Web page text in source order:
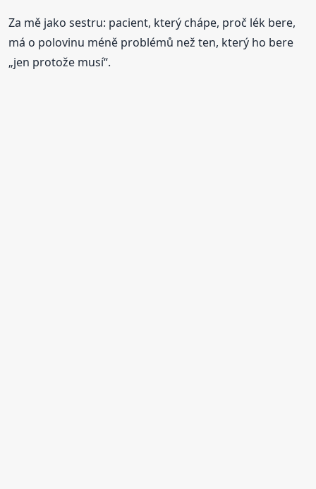
Za mě jako sestru: pacient, který chápe, proč lék bere,
má o polovinu méně problémů než ten, který ho bere
„jen protože musí“.